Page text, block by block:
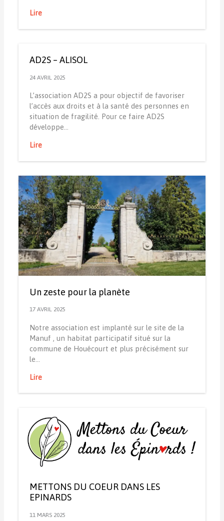
Lire
AD2S – ALISOL
24 AVRIL 2025
L’association AD2S a pour objectif de favoriser
l’accès aux droits et à la santé des personnes en
situation de fragilité. Pour ce faire AD2S
développe…
Lire
Un zeste pour la planète
17 AVRIL 2025
Notre association est implanté sur le site de la
Manuf , un habitat participatif situé sur la
commune de Houécourt et plus précisément sur
le…
Lire
METTONS DU COEUR DANS LES
EPINARDS
11 MARS 2025